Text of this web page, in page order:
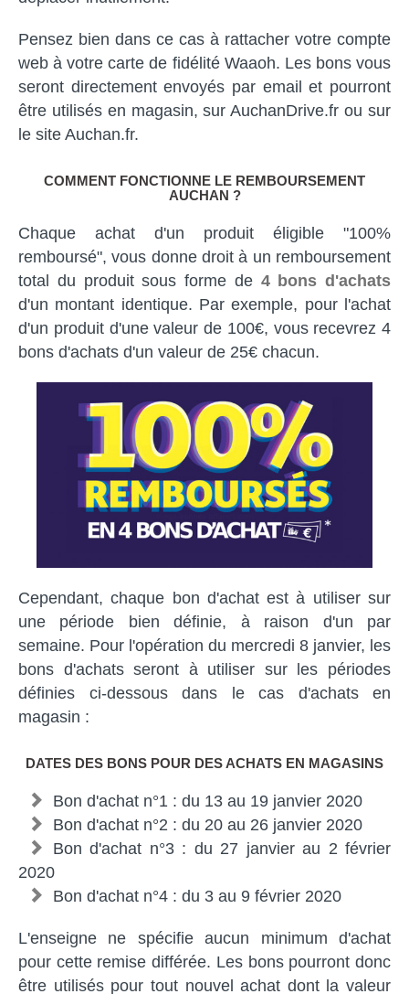
Pensez bien dans ce cas à rattacher votre compte
web à votre carte de fidélité Waaoh. Les bons vous
seront directement envoyés par email et pourront
être utilisés en magasin, sur AuchanDrive.fr ou sur
le site Auchan.fr.
COMMENT FONCTIONNE LE REMBOURSEMENT
AUCHAN ?
Chaque achat d'un produit éligible "100%
remboursé", vous donne droit à un remboursement
total du produit sous forme de 4 bons d'achats
d'un montant identique. Par exemple, pour l'achat
d'un produit d'une valeur de 100€, vous recevrez 4
bons d'achats d'un valeur de 25€ chacun.
Cependant, chaque bon d'achat est à utiliser sur
une période bien définie, à raison d'un par
semaine. Pour l'opération du mercredi 8 janvier, les
bons d'achats seront à utiliser sur les périodes
définies ci-dessous dans le cas d'achats en
magasin :
DATES DES BONS POUR DES ACHATS EN MAGASINS
Bon d'achat n°1 : du 13 au 19 janvier 2020
Bon d'achat n°2 : du 20 au 26 janvier 2020
Bon d'achat n°3 : du 27 janvier au 2 février
2020
Bon d'achat n°4 : du 3 au 9 février 2020
L'enseigne ne spécifie aucun minimum d'achat
pour cette remise différée. Les bons pourront donc
être utilisés pour tout nouvel achat dont la valeur